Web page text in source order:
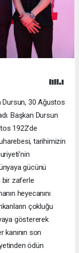
Dursun, 30 Ağustos
Başkan Dursun
1922’de
tarihimizin
gücünü
bir zaferle
heyecanını
çokluğu
göstererek
kanının son
ödün